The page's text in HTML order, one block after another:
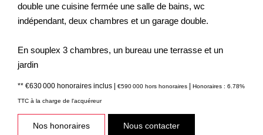
double une cuisine fermée une salle de bains, wc
indépendant, deux chambres et un garage double.
En souplex 3 chambres, un bureau une terrasse et un
jardin
** €630 000 honoraires inclus | €590 000 hors honoraires | Honoraires : 6.78%
TTC à la charge de l'acquéreur
Nos honoraires Nous contacter